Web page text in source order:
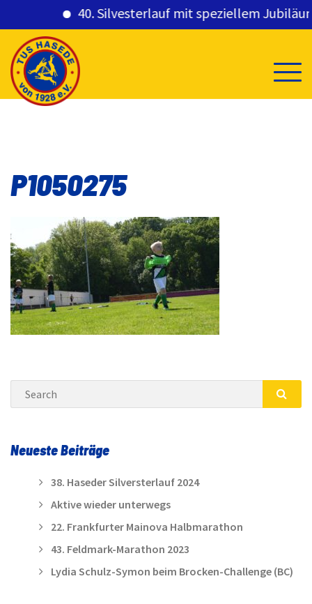
40. Silvesterlauf mit speziellem
content
P1050275
Search
Neueste Beiträge
38. Haseder Silversterlauf 2024
Aktive wieder unterwegs
22. Frankfurter Mainova Halbmarathon
43. Feldmark-Marathon 2023
Lydia Schulz-Symon beim Brocken-Challenge (BC)